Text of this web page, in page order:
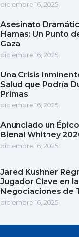
diciembre 16, 2025
Asesinato
Hamas: Un Punto
Gaza
diciembre 16, 2025
Una Crisis
Salud que Podría
Primas
diciembre 16, 2025
Anunciado un
Bienal Whitney
diciembre 16, 2025
Jared Kushner
Jugador Clave en
Negociaciones de
diciembre 16, 2025